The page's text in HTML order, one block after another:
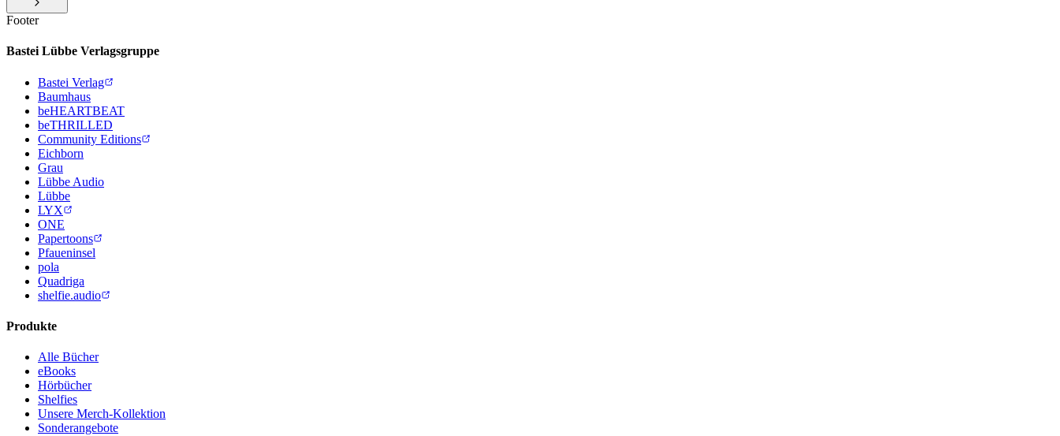
Footer
Bastei Lübbe Verlagsgruppe
Bastei Verlag
Baumhaus
beHEARTBEAT
beTHRILLED
Community Editions
Eichborn
Grau
Lübbe Audio
Lübbe
LYX
ONE
Papertoons
Pfaueninsel
pola
Quadriga
shelfie.audio
Produkte
Alle Bücher
eBooks
Hörbücher
Shelfies
Unsere Merch-Kollektion
Sonderangebote